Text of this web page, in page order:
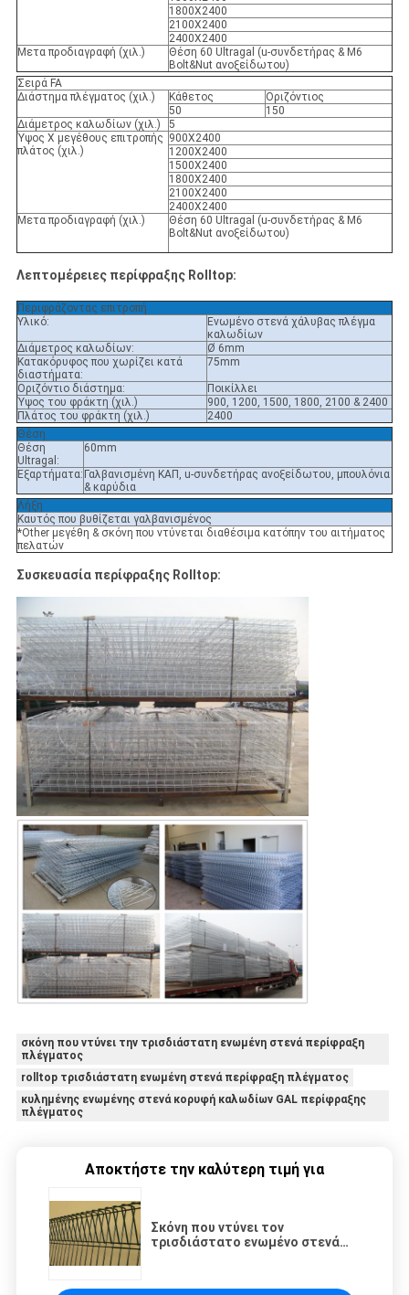
1800X2400
2100X2400
2400X2400
Μετα προδιαγραφή (χιλ.)
Θέση 60 Ultragal (u-συνδετήρας & M6
Bolt&Nut ανοξείδωτου)
Σειρά FA
Διάστημα πλέγματος (χιλ.)
Κάθετος
Οριζόντιος
50
150
Διάμετρος καλωδίων (χιλ.)
5
Ύψος Χ μεγέθους επιτροπής
πλάτος (χιλ.)
900X2400
1200X2400
1500X2400
1800X2400
2100X2400
2400X2400
Μετα προδιαγραφή (χιλ.)
Θέση 60 Ultragal (u-συνδετήρας & M6
Bolt&Nut ανοξείδωτου)
Λεπτομέρειες περίφραξης Rolltop:
Περιφράζοντας επιτροπή
Υλικό:
Ενωμένο στενά χάλυβας πλέγμα
καλωδίων
Διάμετρος καλωδίων:
Ø 6mm
Κατακόρυφος που χωρίζει κατά
διαστήματα:
75mm
Οριζόντιο διάστημα:
Ποικίλλει
Ύψος του φράκτη (χιλ.)
900, 1200, 1500, 1800, 2100 & 2400
Πλάτος του φράκτη (χιλ.)
2400
Θέση
Θέση
Ultragal:
60mm
Εξαρτήματα: Γαλβανισμένη ΚΑΠ, u-συνδετήρας ανοξείδωτου, μπουλόνια
& καρύδια
Λήξη
Καυτός που βυθίζεται γαλβανισμένος
*Other μεγέθη & σκόνη που ντύνεται διαθέσιμα κατόπην του αιτήματος
πελατών
Συσκευασία περίφραξης Rolltop:
σκόνη που ντύνει την τρισδιάστατη ενωμένη στενά περίφραξη
πλέγματος
rolltop τρισδιάστατη ενωμένη στενά περίφραξη πλέγματος
κυλημένης ενωμένης στενά κορυφή καλωδίων GAL περίφραξης
πλέγματος
Αποκτήστε την καλύτερη τιμή για
Σκόνη που ντύνει τον
τρισδιάστατο ενωμένο στενά
Rolltop